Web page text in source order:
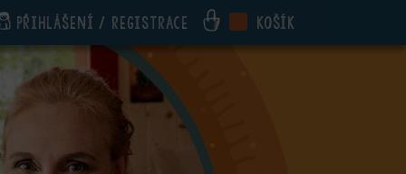
Přihlášení / registrace Košík